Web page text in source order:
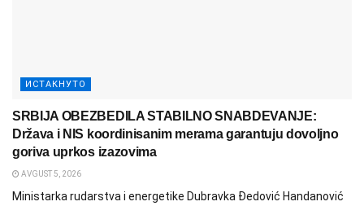
ИСТАКНУТО
SRBIJA OBEZBEDILA STABILNO SNABDEVANJE:
Država i NIS koordinisanim merama garantuju dovoljno
goriva uprkos izazovima
AVGUST 5, 2026
Ministarka rudarstva i energetike Dubravka Đedović Handanović